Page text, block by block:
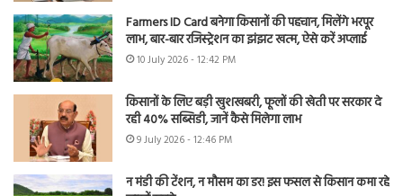
Farmers ID Card बनेगा किसानों की पहचान, मिलेंगे भरपूर
लाभ, बार-बार रजिस्ट्रेशन का झंझट खत्म, ऐसे करें अप्लाई
10 July 2026 - 12:42 PM
किसानों के लिए बड़ी खुशखबरी, फूलों की खेती पर सरकार दे
रही 40% सब्सिडी, जानें कैसे मिलेगा लाभ
9 July 2026 - 12:46 PM
न मंडी की टेंशन, न मौसम का डर! इस फसल से किसान कमा रहे